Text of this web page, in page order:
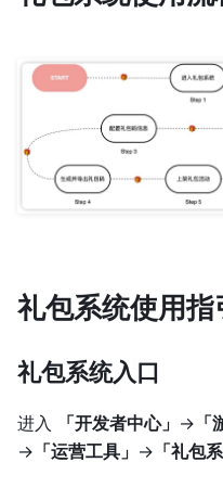
礼包系统使用指
礼包系统入口
进入 「开发者中心」 → 「
→ 「运营工具」 → 「礼包